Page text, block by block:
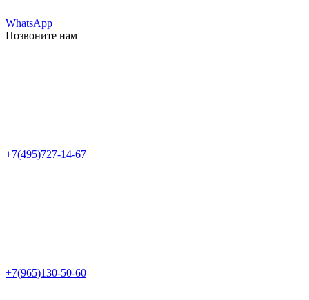
WhatsApp
Позвоните нам
+7(495)727-14-67
+7(965)130-50-60